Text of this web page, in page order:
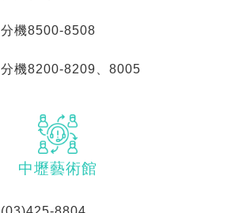
分機8500-8508
分機8200-8209、8005
中壢藝術館